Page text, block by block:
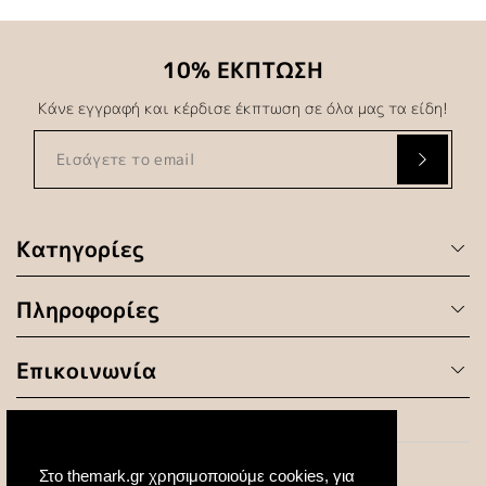
Στο themark.gr χρησιμοποιούμε cookies, για
Κατηγορίες
Πληροφορίες
Επικοινωνία
10% ΕΚΠΤΩΣΗ
Κάνε εγγραφή και κέρδισε έκπτωση σε όλα μας τα είδη!